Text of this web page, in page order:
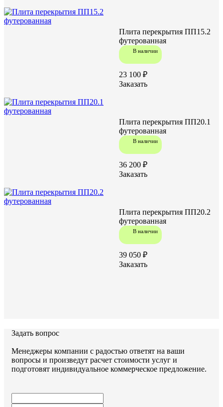
В наличии
Плита перекрытия ПП15.2
футерованная
23 100 ₽
Заказать
В наличии
Плита перекрытия ПП20.1
футерованная
36 200 ₽
Заказать
В наличии
Плита перекрытия ПП20.2
футерованная
39 050 ₽
Заказать
Задать вопрос
Менеджеры компании с радостью ответят на ваши
вопросы и произведут расчет стоимости услуг и
подготовят индивидуальное коммерческое предложение.